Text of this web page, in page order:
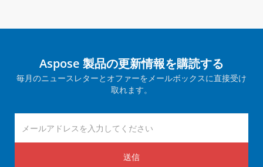
Aspose 製品の更新情報を購読する
毎月のニュースレターとオファーをメールボックスに直接受け
取れます。
送信